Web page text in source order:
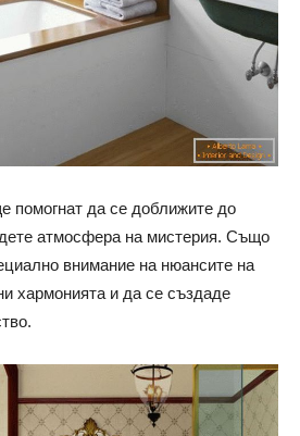
помогнат да се доближите до
атмосфера на мистерия. Също
внимание на нюансите на
хармонията и да се създаде